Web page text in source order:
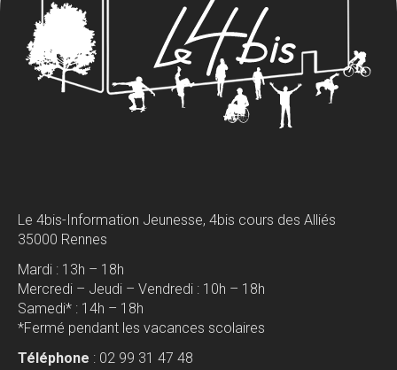
Le 4bis-Information Jeunesse, 4bis cours des Alliés
35000 Rennes
Mardi : 13h – 18h
Mercredi – Jeudi – Vendredi : 10h – 18h
Samedi* : 14h – 18h
*Fermé pendant les vacances scolaires
Téléphone : 02 99 31 47 48